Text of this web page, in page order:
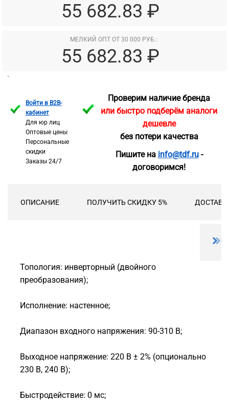
55 682.83 ₽
МЕЛКИЙ ОПТ ОТ 30 000 РУБ.:
55 682.83 ₽
Войти в B2B-
кабинет
Для юр лиц
Оптовые цены
Персональные
скидки
Заказы 24/7
Проверим наличие бренда
или быстро подберём аналоги
дешевле
без потери качества
Пишите на info@tdf.ru-
договоримся!
ОПИСАНИЕ ПОЛУЧИТЬ СКИДКУ 5%
Топология: инверторный (двойного
преобразования);
Исполнение: настенное;
Диапазон входного напряжения: 90-310 В;
Выходное напряжение: 220 В ± 2% (опционально
230 В, 240 В);
Быстродействие: 0 мс;